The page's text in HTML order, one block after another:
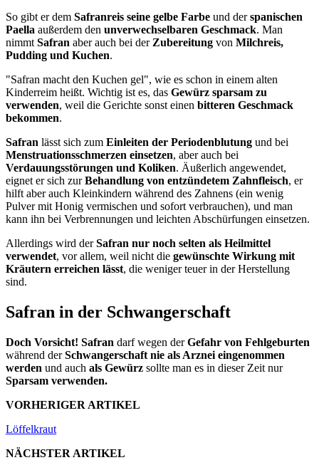
So gibt er dem Safranreis seine gelbe Farbe und derspanischen
Paella außerdem den unverwechselbaren Geschmack. Man
nimmt Safran aber auch bei der Zubereitung von Milchreis,
Pudding und Kuchen.
"Safran macht den Kuchen gel", wie es schon in einem alten
Kinderreim heißt. Wichtig ist es, das Gewürz sparsam zu
verwenden, weil die Gerichte sonst einen bitteren Geschmack
bekommen.
Safran lässt sich zum Einleiten der Periodenblutung und bei
Menstruationsschmerzen einsetzen, aber auch bei
Verdauungsstörungen und Koliken. Äußerlich angewendet,
eignet er sich zurBehandlung von entzündetem Zahnfleisch, er
hilft aber auch Kleinkindern während des Zahnens (ein wenig
Pulver mit Honig vermischen und sofort verbrauchen), und man
kann ihn bei Verbrennungen und leichten Abschürfungen einsetzen.
Allerdings wird derSafran nur noch selten als Heilmittel
verwendet, vor allem, weil nicht die gewünschte Wirkung mit
Kräutern erreichen lässt, die weniger teuer in der Herstellung
sind.
Safran in der Schwangerschaft
Doch Vorsicht! Safran darf wegen derGefahr von Fehlgeburten
während derSchwangerschaft nie als Arznei eingenommen
werden und auch als Gewürz sollte man es in dieser Zeit nur
Sparsam verwenden.
VORHERIGER ARTIKEL
Löffelkraut
NÄCHSTER ARTIKEL